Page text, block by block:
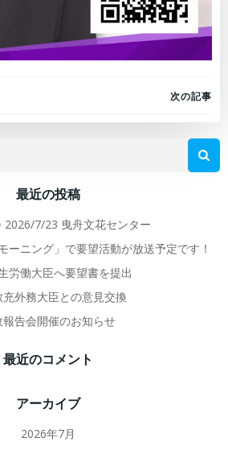
navigation
次の記事
最近の投稿
2026/7/23 曳舟文花センター
ーニング」で要望活動が放送予定です！
労働大臣へ要望書を提出
充外務大臣との意見交換
報告会開催のお知らせ
最近のコメント
アーカイブ
2026年7月